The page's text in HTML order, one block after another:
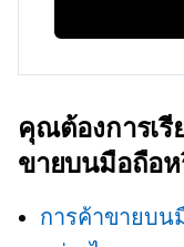
คุณต้องการเรี
ขายบนมือถือห
การค้าขายบน